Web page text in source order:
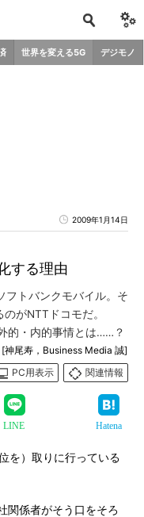
世界を変える5G デジモノ
2009年1月14日
する理由
フトバンクモバイル。そ
がNTTドコモだ。
的・内的事情とは……？
[神尾寿，Business Media 誠]
PC用表示
関連情報
LINE Hatena
を）取りに行っている
関係者がそう口をそろ